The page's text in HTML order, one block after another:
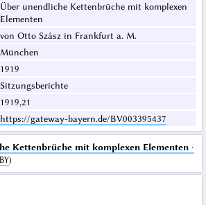
Über unendliche Kettenbrüche mit komplexen
Elementen
von Otto Szász in Frankfurt a. M.
München
1919
Sitzungsberichte
1919,21
https://gateway-bayern.de/BV003395437
Kettenbrüche mit komplexen Elementen·
)